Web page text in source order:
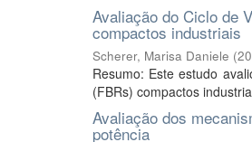
Avaliação do Ciclo de
compactos industriais
Scherer, Marisa Daniele (
Resumo: Este estudo
(FBRs) compactos
Avaliação dos
potência